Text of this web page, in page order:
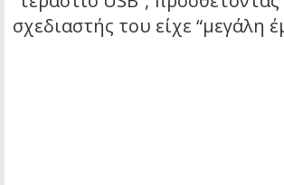
σχεδιαστής του είχε “μεγάλη